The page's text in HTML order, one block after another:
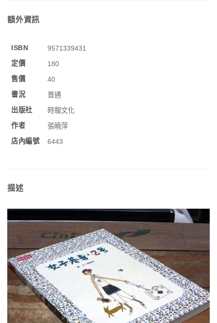
額外資訊
ISBN
9571339431
定價
180
售價
40
書況
普通
出版社
時報文化
作者
張曉萍
店內編號
6443
描述